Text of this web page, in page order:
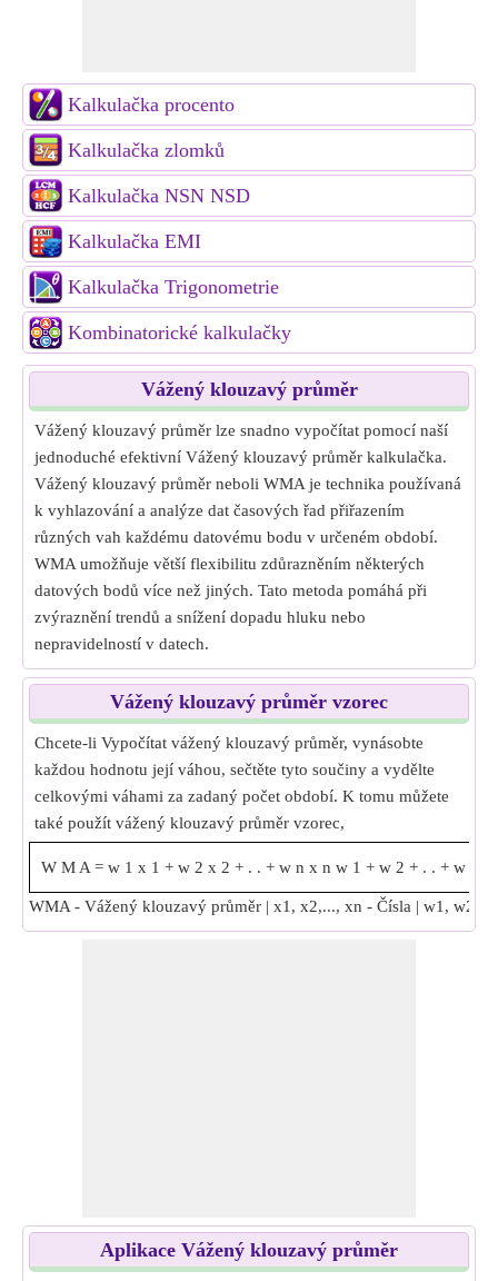
Kalkulačka procento
Kalkulačka zlomků
Kalkulačka NSN NSD
Kalkulačka EMI
Kalkulačka Trigonometrie
Kombinatorické kalkulačky
Vážený klouzavý průměr
Vážený klouzavý průměr lze snadno vypočítat pomocí naší
jednoduché efektivní Vážený klouzavý průměr kalkulačka.
Vážený klouzavý průměr neboli WMA je technika používaná
k vyhlazování a analýze dat časových řad přiřazením
různých vah každému datovému bodu v určeném období.
WMA umožňuje větší flexibilitu zdůrazněním některých
datových bodů více než jiných. Tato metoda pomáhá při
zvýraznění trendů a snížení dopadu hluku nebo
nepravidelností v datech.
Vážený klouzavý průměr vzorec
Chcete-li Vypočítat vážený klouzavý průměr, vynásobte
každou hodnotu její váhou, sečtěte tyto součiny a vydělte
celkovými váhami za zadaný počet období. K tomu můžete
také použít vážený klouzavý průměr vzorec,
W M A = w 1 x 1 + w 2 x 2 + . . + w n x n w 1 + w 2 + . . + w
WMA - Vážený klouzavý průměr | x1, x2,..., xn - Čísla | w1,
Aplikace Vážený klouzavý průměr